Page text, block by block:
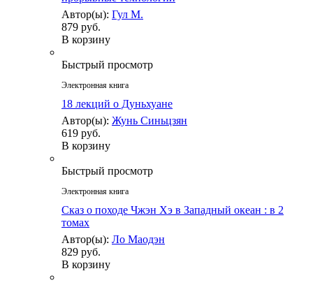
Автор(ы): Гул М.
879 руб.
В корзину
Быстрый просмотр
Электронная книга
18 лекций о Дуньхуане
Автор(ы): Жунь Синьцзян
619 руб.
В корзину
Быстрый просмотр
Электронная книга
Сказ о походе Чжэн Хэ в Западный океан : в 2
томах
Автор(ы): Ло Маодэн
829 руб.
В корзину